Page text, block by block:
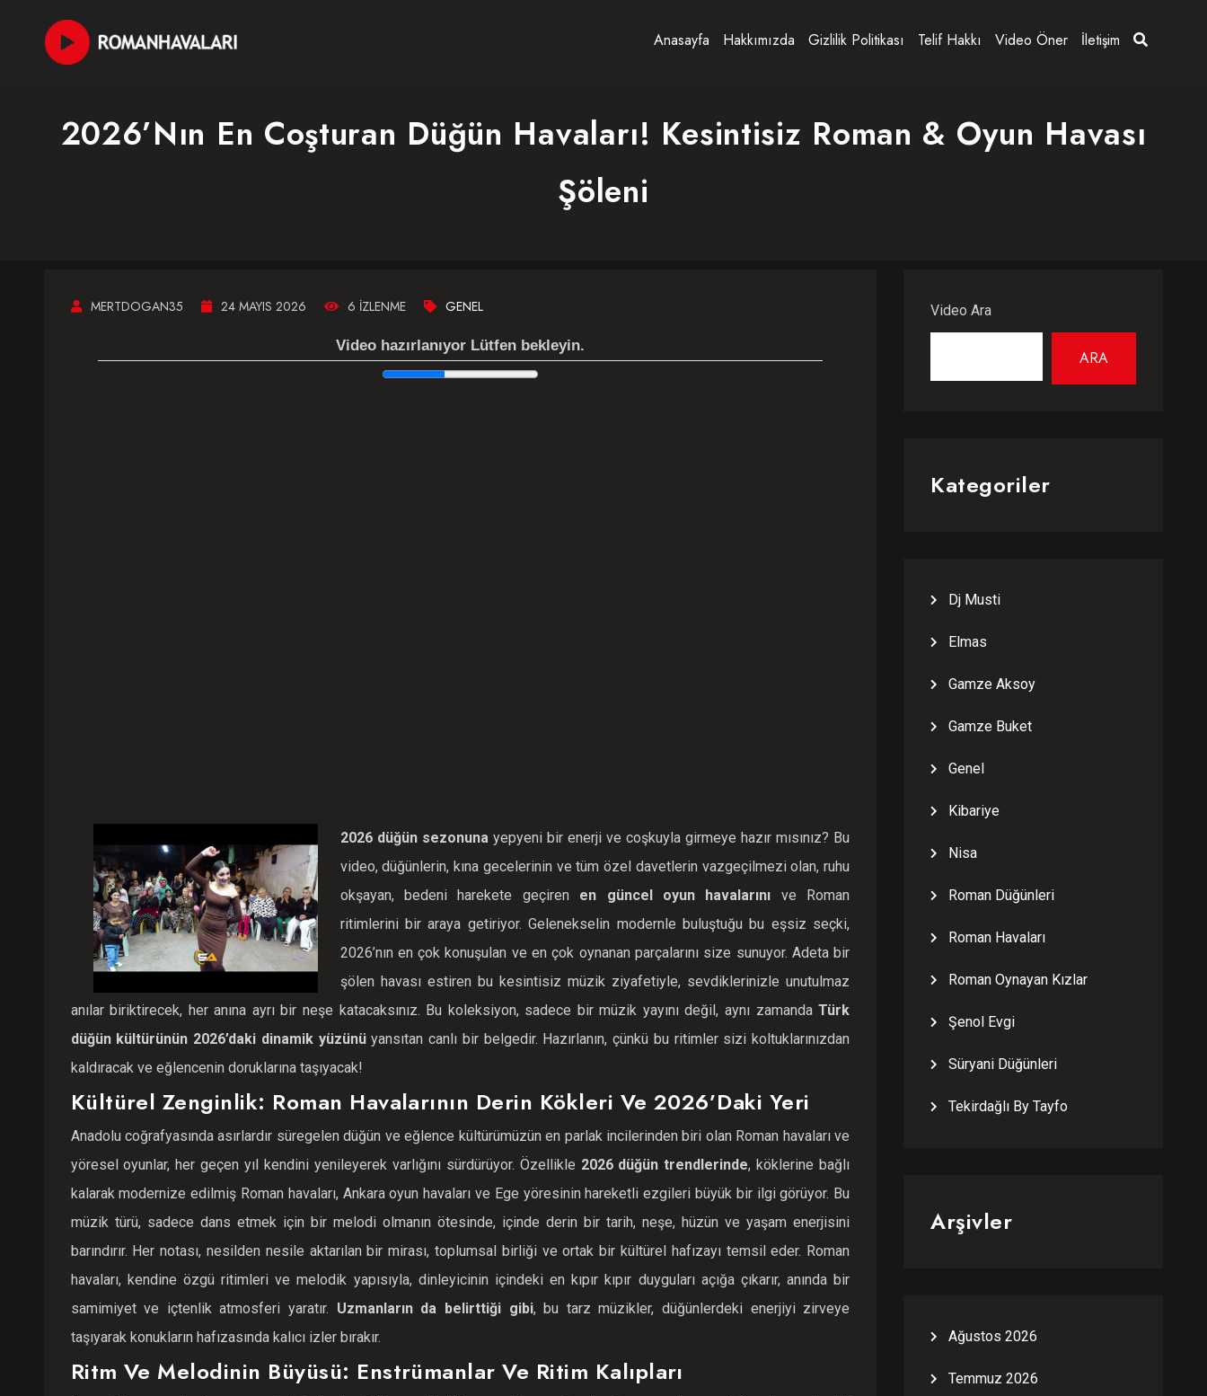
Anasayfa Hakkımızda Gizlilik Politikası Telif Hakkı Video Öner İletişim
2026’nın En Coşturan Düğün Havaları! Kesintisiz Roman & Oyun Havası
Şöleni
MERTDOGAN35 24 MAYIS 2026 6 İZLENME GENEL
Video hazırlanıyor Lütfen bekleyin.
2026 düğün sezonunayepyeni bir enerji ve coşkuyla girmeye hazır mısınız? Bu
video, düğünlerin, kına gecelerinin ve tüm özel davetlerin vazgeçilmezi olan, ruhu
okşayan, bedeni harekete geçiren en güncel oyun havalarını ve Roman
ritimlerini bir araya getiriyor. Gelenekselin modernle buluştuğu bu eşsiz seçki,
2026’nın en çok konuşulan ve en çok oynanan parçalarını size sunuyor. Adeta bir
şölen havası estiren bu kesintisiz müzik ziyafetiyle, sevdiklerinizle unutulmaz
anılar biriktirecek, her anına ayrı bir neşe katacaksınız. Bu koleksiyon, sadece bir müzik yayını değil, aynı zamandaTürk
düğün kültürünün 2026’daki dinamik yüzünüyansıtan canlı bir belgedir. Hazırlanın, çünkü bu ritimler sizi koltuklarınızdan
kaldıracak ve eğlencenin doruklarına taşıyacak!
Kültürel Zenginlik: Roman Havalarının Derin Kökleri Ve 2026’daki Yeri
Anadolu coğrafyasında asırlardır süregelen düğün ve eğlence kültürümüzün en parlak incilerinden biri olan Roman havaları ve
yöresel oyunlar, her geçen yıl kendini yenileyerek varlığını sürdürüyor. Özellikle 2026 düğün trendlerinde, köklerine bağlı
kalarak modernize edilmiş Roman havaları, Ankara oyun havaları ve Ege yöresinin hareketli ezgileri büyük bir ilgi görüyor. Bu
müzik türü, sadece dans etmek için bir melodi olmanın ötesinde, içinde derin bir tarih, neşe, hüzün ve yaşam enerjisini
barındırır. Her notası, nesilden nesile aktarılan bir mirası, toplumsal birliği ve ortak bir kültürel hafızayı temsil eder. Roman
havaları, kendine özgü ritimleri ve melodik yapısıyla, dinleyicinin içindeki en kıpır kıpır duyguları açığa çıkarır, anında bir
samimiyet ve içtenlik atmosferi yaratır. Uzmanların da belirttiği gibi, bu tarz müzikler, düğünlerdeki enerjiyi zirveye
taşıyarak konukların hafızasında kalıcı izler bırakır.
Ritm Ve Melodinin Büyüsü: Enstrümanlar Ve Ritim Kalıpları
Video Ara
ARA
Kategoriler
Dj Musti
Elmas
Gamze Aksoy
Gamze Buket
Genel
Kibariye
Nisa
Roman Düğünleri
Roman Havaları
Roman Oynayan Kızlar
Şenol Evgi
Süryani Düğünleri
Tekirdağlı By Tayfo
Arşivler
Ağustos 2026
Temmuz 2026